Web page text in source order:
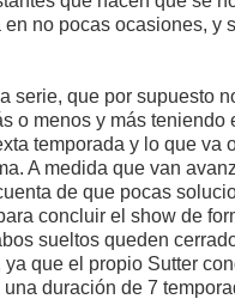
en no pocas ocasiones, y
serie, que por supuesto
o menos y más teniendo
temporada y lo que va
A medida que van
de que pocas
concluir el show de
sueltos queden
ya que el propio Sutter
duración de 7